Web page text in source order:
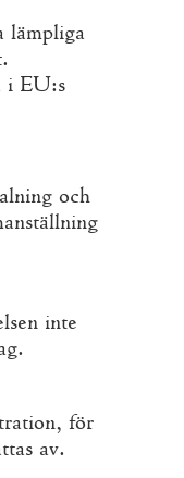
lämpliga
i EU:s
och
inte
för
av.